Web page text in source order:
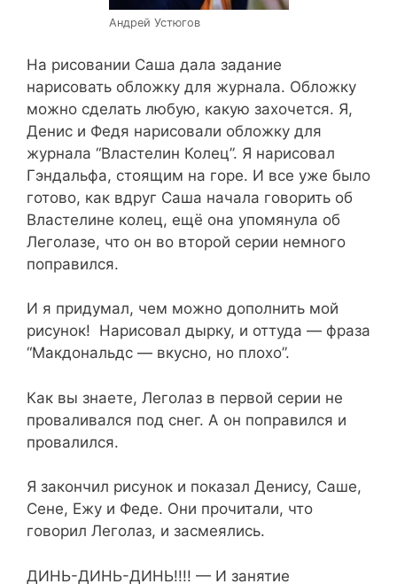
Андрей Устюгов
На рисовании Саша дала задание
нарисовать обложку для журнала. Обложку
можно сделать любую, какую захочется. Я,
Денис и Федя нарисовали обложку для
журнала “Властелин Колец”. Я нарисовал
Гэндальфа, стоящим на горе. И все уже было
готово, как вдруг Саша начала говорить об
Властелине колец, ещё она упомянула об
Леголазе, что он во второй серии немного
поправился.
И я придумал, чем можно дополнить мой
рисунок! Нарисовал дырку, и оттуда — фраза
“Макдональдс — вкусно, но плохо”.
Как вы знаете, Леголаз в первой серии не
проваливался под снег. А он поправился и
провалился.
Я закончил рисунок и показал Денису, Саше,
Сене, Ежу и Феде. Они прочитали, что
говорил Леголаз, и засмеялись.
ДИНЬ-ДИНЬ-ДИНЬ!!!! — И занятие